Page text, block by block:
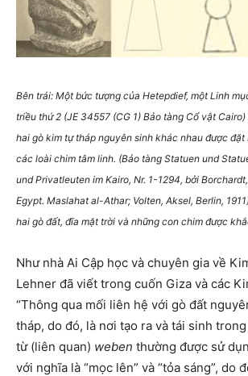
Bên trái: Một bức tượng của Hetepdief, một Linh
triều thứ 2 (JE 34557 (CG 1) Bảo tàng Cổ vật
hai gò kim tự tháp nguyên sinh khác nhau được đặt
các loài chim tâm linh. (Bảo tàng Statuen und
und Privatleuten im Kairo, Nr. 1-1294, bởi
Egypt. Maslahat al-Athar; Volten, Aksel, Berlin,
hai gò đất, đĩa mặt trời và những con chim được
Như nhà Ai Cập học và chuyên gia về
Lehner đã viết trong cuốn Giza và các
“Thông qua mối liên hệ với gò đất
tháp, do đó, là nơi tạo ra và tái sinh
từ (liên quan) weben thường được sử
với nghĩa là “mọc lên” và “tỏa sáng”, do